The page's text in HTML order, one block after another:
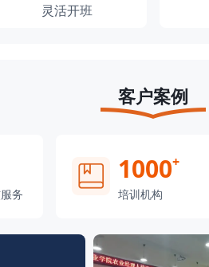
灵活开班
客户案例
务
1000+
培训机构